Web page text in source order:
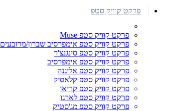
פרקט קוויק סטפ
פרקט קוויק סטפ Muse
פרקט קוויק סטפ אימפרסיב שברון/מרובעים
פרקט קוויק סטפ סינגנצ'ר
פרקט קוויק סטפ אימפרסיב
פרקט קוויק סטפ אליגנה
פרקט קוויק סטפ קלאסיק
פרקט קוויק סטפ קריאו
פרקט קוויק סטפ לארגו
פרקט קוויק סטפ מג'סטיק